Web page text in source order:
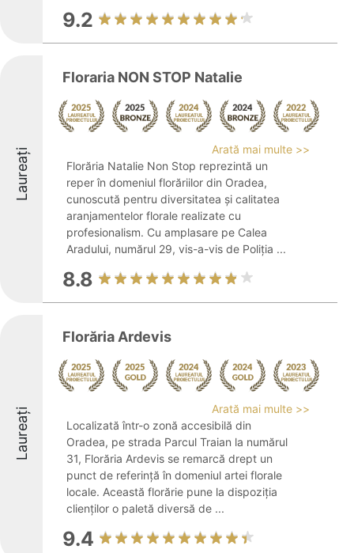
9.2
Laureați
Floraria NON STOP Natalie
Arată mai multe >>
Florăria Natalie Non Stop reprezintă un
reper în domeniul florăriilor din Oradea,
cunoscută pentru diversitatea și calitatea
aranjamentelor florale realizate cu
profesionalism. Cu amplasare pe Calea
Aradului, numărul 29, vis-a-vis de Poliția ...
8.8
Laureați
Florăria Ardevis
Arată mai multe >>
Localizată într-o zonă accesibilă din
Oradea, pe strada Parcul Traian la numărul
31, Florăria Ardevis se remarcă drept un
punct de referință în domeniul artei florale
locale. Această florărie pune la dispoziția
clienților o paletă diversă de ...
9.4